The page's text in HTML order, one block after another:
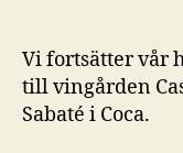
Vi fortsätter vår
till vingården
Sabaté i Coca.